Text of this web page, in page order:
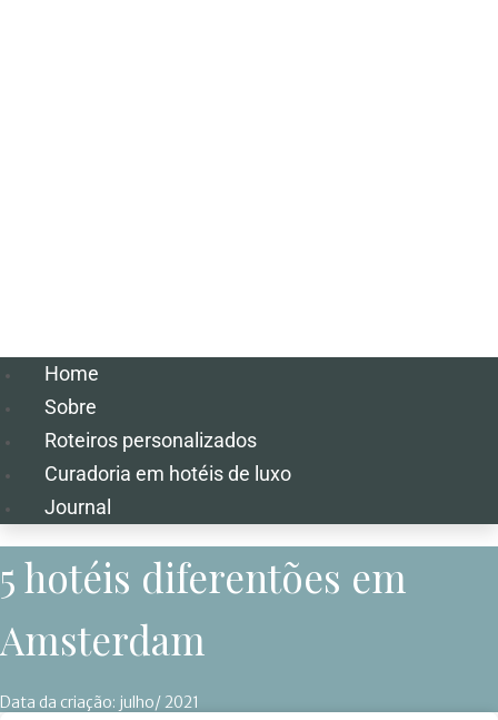
Home
Sobre
Roteiros personalizados
Curadoria em hotéis de luxo
Journal
5 hotéis diferentões em
Amsterdam
Data da criação: julho/ 2021